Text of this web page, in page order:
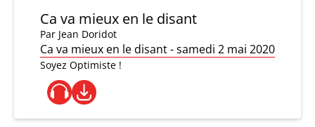
Ca va mieux en le disant
Par Jean Doridot
Ca va mieux en le disant - samedi 2 mai 2020
Soyez Optimiste !